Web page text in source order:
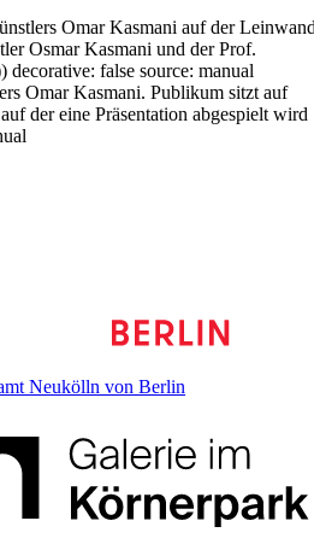
Neukölln von Berlin